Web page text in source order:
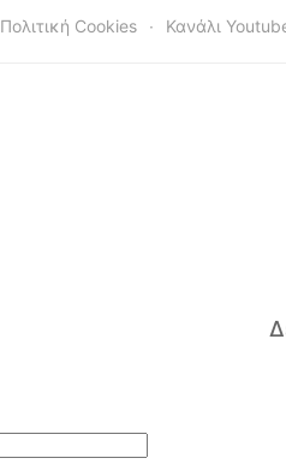
Πολιτική Cookies Κανάλι